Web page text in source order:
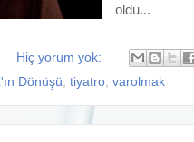
oldu...
Hiç yorum yok:
Dönüşü, tiyatro, varolmak